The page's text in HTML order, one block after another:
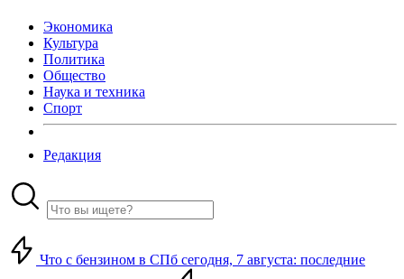
Экономика
Культура
Политика
Общество
Наука и техника
Спорт
Редакция
Что с бензином в СПб сегодня, 7 августа: последние